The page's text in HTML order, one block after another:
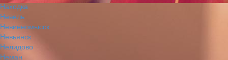
Находка
Невель
Невинномысск
Невьянск
Нелидово
Неман